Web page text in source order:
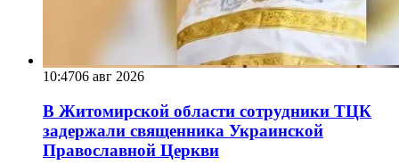
10:4706 авг 2026
В Житомирской области сотрудники ТЦК
задержали священника Украинской
Православной Церкви